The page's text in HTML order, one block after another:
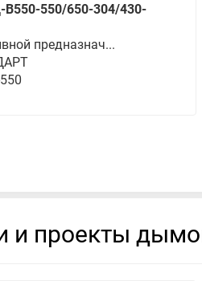
550/650-304/430-
предназнач...
и проекты